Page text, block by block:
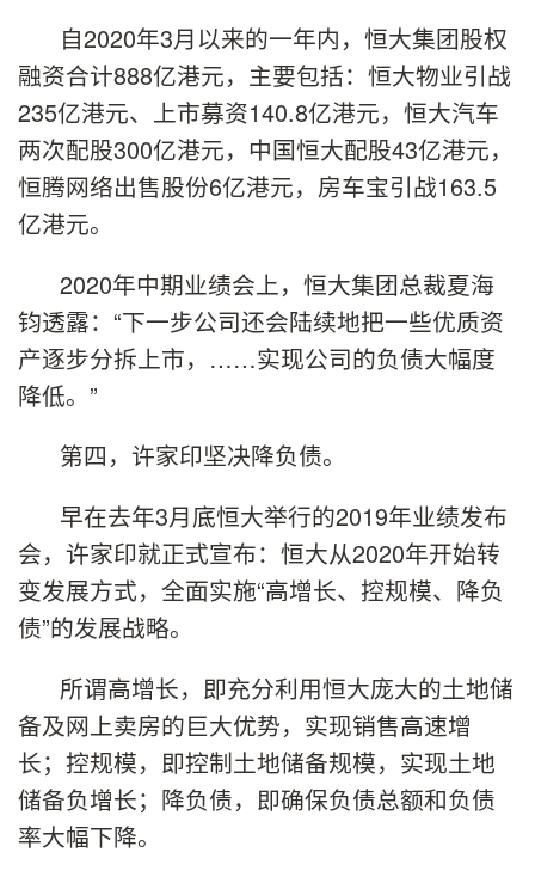
自2020年3月以来的一年内，恒大集团股权
融资合计888亿港元，主要包括：恒大物业引战
235亿港元、上市募资140.8亿港元，恒大汽车
两次配股300亿港元，中国恒大配股43亿港元，
恒腾网络出售股份6亿港元，房车宝引战163.5
亿港元。
2020年中期业绩会上，恒大集团总裁夏海
钧透露：“下一步公司还会陆续地把一些优质资
产逐步分拆上市，……实现公司的负债大幅度
降低。”
第四，许家印坚决降负债。
早在去年3月底恒大举行的2019年业绩发布
会，许家印就正式宣布：恒大从2020年开始转
变发展方式，全面实施“高增长、控规模、降负
债”的发展战略。
所谓高增长，即充分利用恒大庞大的土地储
备及网上卖房的巨大优势，实现销售高速增
长；控规模，即控制土地储备规模，实现土地
储备负增长；降负债，即确保负债总额和负债
率大幅下降。